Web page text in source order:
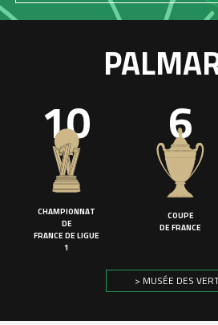
10
CHAMPIONNAT
DE
FRANCE DE LIGUE
1
6
COUPE
DE FRANCE
> MUSÉE DES